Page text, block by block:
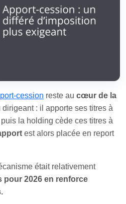
cession reste au cœur de la
dirigeant : il apporte ses titres à
la holding cède ces titres à
est alors placée en report
était relativement
pour 2026 en renforce